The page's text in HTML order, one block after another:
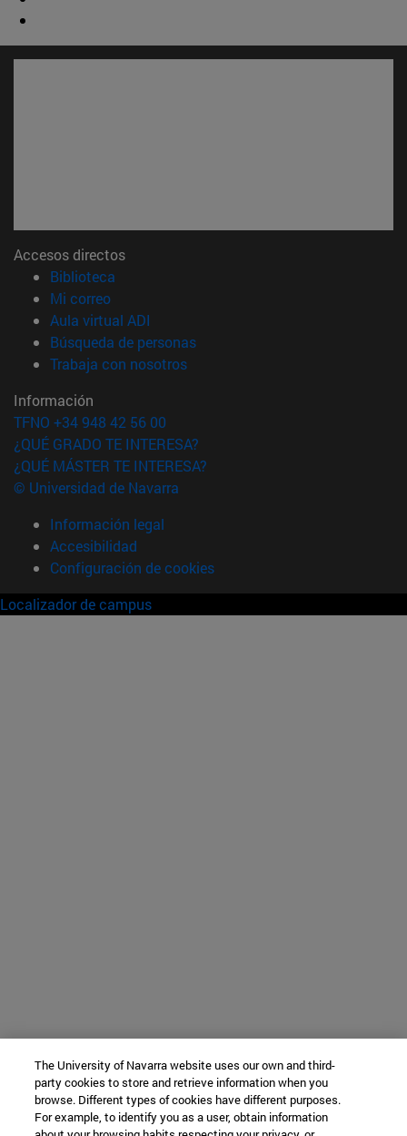
Accesos directos
Biblioteca
Mi correo(abre en nueva ventana)
Aula virtual ADI
Búsqueda de personas(abre en nueva ventana)
Trabaja con nosotros(abre en nueva ventana)
Información
TFNO +34 948 42 56 00
¿QUÉ GRADO TE INTERESA?
¿QUÉ MÁSTER TE INTERESA?
© Universidad de Navarra
Información legal
Accesibilidad
Configuración de cookies
Localizador de campus
The University of Navarra website uses our own and third-
party cookies to store and retrieve information when you
browse. Different types of cookies have different purposes.
For example, to identify you as a user, obtain information